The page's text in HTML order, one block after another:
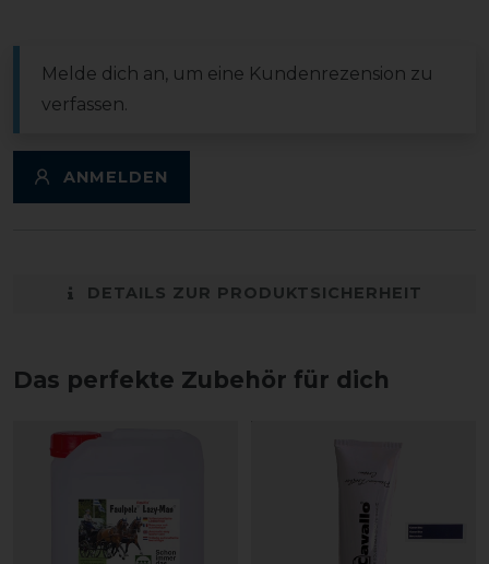
Melde dich an, um eine Kundenrezension zu
verfassen.
ANMELDEN
DETAILS ZUR PRODUKTSICHERHEIT
Das perfekte Zubehör für dich